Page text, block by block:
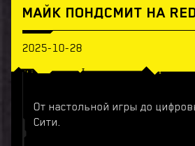
МАЙК ПОНДСМИТ НА
2025-10-28
От настольной игры до
Сити.